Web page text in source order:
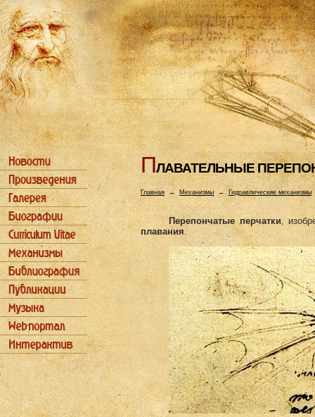
ПЛАВАТЕЛЬHЫЕ
Главная→ Механизмы →Гидравлические механизмы
Перепончатые перчатки,
плавания.